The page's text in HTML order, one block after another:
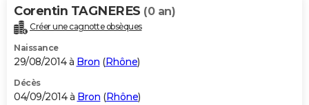
Corentin TAGNERES (0 an)
Créer une cagnotte obsèques
Naissance
29/08/2014 à Bron (Rhône)
Décès
04/09/2014 à Bron (Rhône)